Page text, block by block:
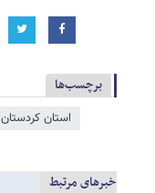
برچسب‌ها
استان کردستان
خبرهای مرتبط